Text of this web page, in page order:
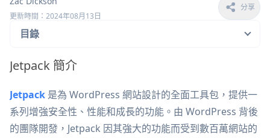
更新時間：2024年08月13日
分享
目錄
Jetpack 簡介
Jetpack 是為 WordPress 網站設計的全面工具包，提供一
系列增強安全性、性能和成長的功能。由 WordPress 背後
的團隊開發，Jetpack 因其強大的功能而受到數百萬網站的